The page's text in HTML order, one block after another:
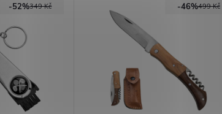
349 Kč
-52% 499 Kč
-46%